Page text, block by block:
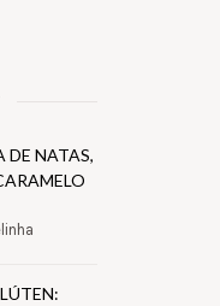
DE NATAS,